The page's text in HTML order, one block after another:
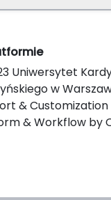
Uniwersytet
w
& Customization
& Workflow by